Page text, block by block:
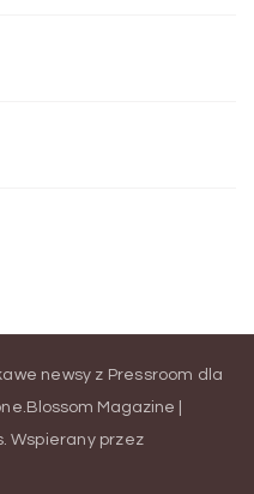
newsy z Pressroom dla
Blossom Magazine |
. Wspierany przez